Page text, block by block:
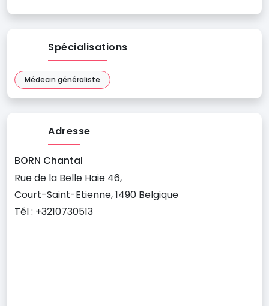
Spécialisations
Médecin généraliste
Adresse
BORN Chantal
Rue de la Belle Haie 46,
Court-Saint-Etienne, 1490 Belgique
Tél : +3210730513